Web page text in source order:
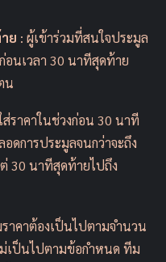
ย : ผู้เข้าร่วมที่สนใจประมูล
อนเวลา 30 นาทีสุดท้าย
น
ราคาในช่วงก่อน 30 นาที
ดการประมูลจนกว่าจะถึง
30 นาทีสุดท้ายไปถึง
ราคาต้องเป็นไปตามจำนวน
เป็นไปตามข้อกำหนด ทีม